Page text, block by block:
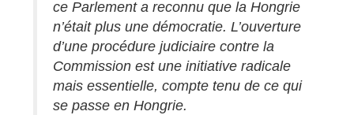
ce Parlement a reconnu que la Hongrie
n’était plus une démocratie. L’ouverture
d’une procédure judiciaire contre la
Commission est une initiative radicale
mais essentielle, compte tenu de ce qui
se passe en Hongrie.